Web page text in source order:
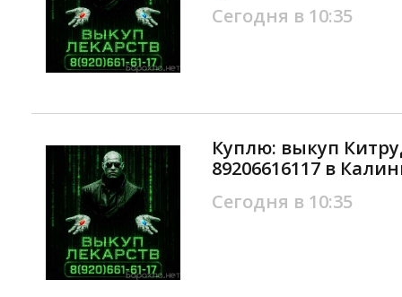
Сегодня в 10:35
Куплю: выкуп
89206616117 в
Сегодня в 10:35